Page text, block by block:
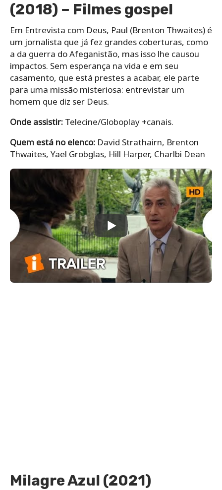
(2018) – Filmes gospel
Em Entrevista com Deus, Paul (Brenton Thwaites) é
um jornalista que já fez grandes coberturas, como
a da guerra do Afeganistão, mas isso lhe causou
impactos. Sem esperança na vida e em seu
casamento, que está prestes a acabar, ele parte
para uma missão misteriosa: entrevistar um
homem que diz ser Deus.
Onde assistir: Telecine/Globoplay +canais.
Quem está no elenco: David Strathairn, Brenton
Thwaites, Yael Grobglas, Hill Harper, Charlbi Dean
Milagre Azul (2021)